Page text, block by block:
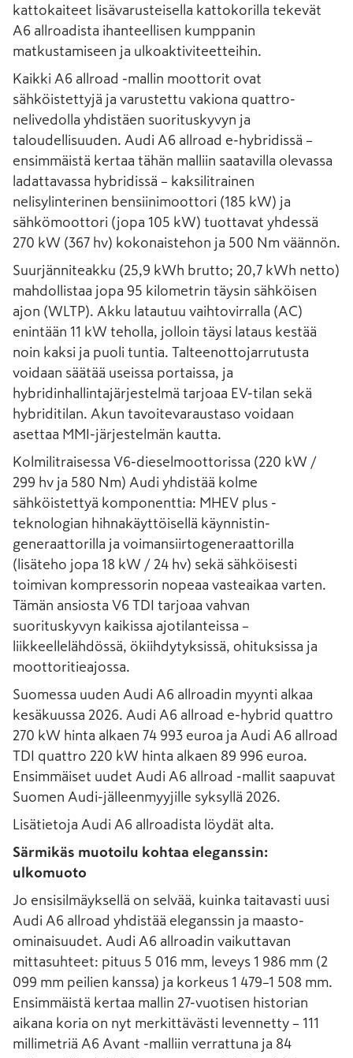
kattokaiteet lisävarusteisella kattokorilla tekevät
A6 allroadista ihanteellisen kumppanin
matkustamiseen ja ulkoaktiviteetteihin.
Kaikki A6 allroad -mallin moottorit ovat
sähköistettyjä ja varustettu vakiona quattro-
nelivedolla yhdistäen suorituskyvyn ja
taloudellisuuden. Audi A6 allroad e-hybridissä –
ensimmäistä kertaa tähän malliin saatavilla olevassa
ladattavassa hybridissä – kaksilitrainen
nelisylinterinen bensiinimoottori (185 kW) ja
sähkömoottori (jopa 105 kW) tuottavat yhdessä
270 kW (367 hv) kokonaistehon ja 500 Nm väännön.
Suurjänniteakku (25,9 kWh brutto; 20,7 kWh netto)
mahdollistaa jopa 95 kilometrin täysin sähköisen
ajon (WLTP). Akku latautuu vaihtovirralla (AC)
enintään 11 kW teholla, jolloin täysi lataus kestää
noin kaksi ja puoli tuntia. Talteenottojarrutusta
voidaan säätää useissa portaissa, ja
hybridinhallintajärjestelmä tarjoaa EV-tilan sekä
hybriditilan. Akun tavoitevaraustaso voidaan
asettaa MMI-järjestelmän kautta.
Kolmilitraisessa V6-dieselmoottorissa (220 kW /
299 hv ja 580 Nm) Audi yhdistää kolme
sähköistettyä komponenttia: MHEV plus -
teknologian hihnakäyttöisellä käynnistin-
generaattorilla ja voimansiirtogeneraattorilla
(lisäteho jopa 18 kW / 24 hv) sekä sähköisesti
toimivan kompressorin nopeaa vasteaikaa varten.
Tämän ansiosta V6 TDI tarjoaa vahvan
suorituskyvyn kaikissa ajotilanteissa –
liikkeellelähdössä, ökiihdytyksissä, ohituksissa ja
moottoritieajossa.
Suomessa uuden Audi A6 allroadin myynti alkaa
kesäkuussa 2026. Audi A6 allroad e-hybrid quattro
270 kW hinta alkaen 74 993 euroa ja Audi A6 allroad
TDI quattro 220 kW hinta alkaen 89 996 euroa.
Ensimmäiset uudet Audi A6 allroad -mallit saapuvat
Suomen Audi-jälleenmyyjille syksyllä 2026.
Lisätietoja Audi A6 allroadista löydät alta.
Särmikäs muotoilu kohtaa eleganssin:
ulkomuoto
Jo ensisilmäyksellä on selvää, kuinka taitavasti uusi
Audi A6 allroad yhdistää eleganssin ja maasto-
ominaisuudet. Audi A6 allroadin vaikuttavan
mittasuhteet: pituus 5 016 mm, leveys 1 986 mm (2
099 mm peilien kanssa) ja korkeus 1 479–1 508 mm.
Ensimmäistä kertaa mallin 27-vuotisen historian
aikana koria on nyt merkittävästi levennetty – 111
millimetriä A6 Avant -malliin verrattuna ja 84